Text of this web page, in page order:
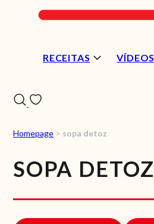
RECEITAS VÍDEOS
Homepage > sopa detoz
SOPA DETOZ